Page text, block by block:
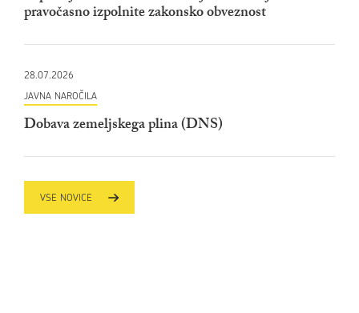
pravočasno izpolnite zakonsko obveznost
28.07.2026
JAVNA NAROČILA
Dobava zemeljskega plina (DNS)
VSE NOVICE